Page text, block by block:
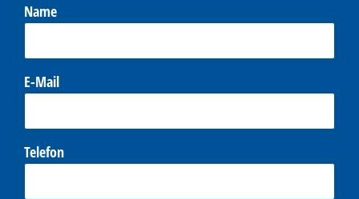
Name
E-Mail
Telefon